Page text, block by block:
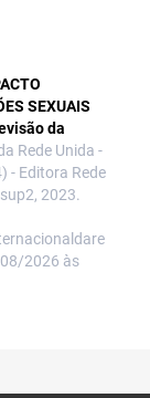
SEXUAIS
da
Rede Unida -
- Editora Rede
2023.
2026 às